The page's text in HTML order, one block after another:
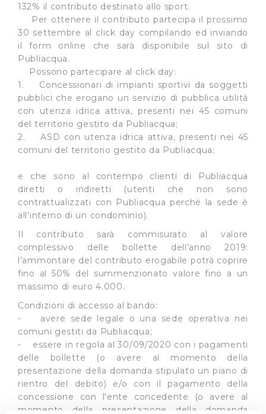
132% il contributo destinato allo sport.
Per ottenere il contributo partecipa il prossimo
30 settembre al click day compilando ed inviando
il form online che sarà disponibile sul sito di
Publiacqua.
Possono partecipare al click day:
1. Concessionari di impianti sportivi da soggetti
pubblici che erogano un servizio di pubblica utilità
con utenza idrica attiva, presenti nei 45 comuni
del territorio gestito da Publiacqua;
2. ASD con utenza idrica attiva, presenti nei 45
comuni del territorio gestito da Publiacqua;
e che sono al contempo clienti di Publiacqua
diretti o indiretti (utenti che non sono
contrattualizzati con Publiacqua perché la sede è
all’interno di un condominio).
Il contributo sarà commisurato al valore
complessivo delle bollette dell’anno 2019:
l’ammontare del contributo erogabile potrà coprire
fino al 50% del summenzionato valore fino a un
massimo di euro 4.000.
Condizioni di accesso al bando:
- avere sede legale o una sede operativa nei
comuni gestiti da Publiacqua;
- essere in regola al 30/09/2020 con i pagamenti
delle bollette (o avere al momento della
presentazione della domanda stipulato un piano di
rientro del debito) e/o con il pagamento della
concessione con l'ente concedente (o avere al
momento della presentazione della domanda